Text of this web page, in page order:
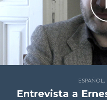
ESPAÑOL,
Entrevista a